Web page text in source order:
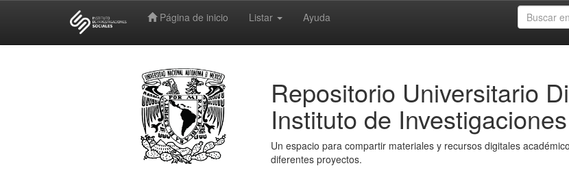
Página de inicio Listar Ayuda
Repositorio Universitario
Instituto de
Un espacio para compartir materiales y recursos digitales
diferentes proyectos.